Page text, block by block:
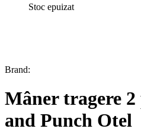
Stoc epuizat
Brand:
Mâner tragere
and Punch Otel